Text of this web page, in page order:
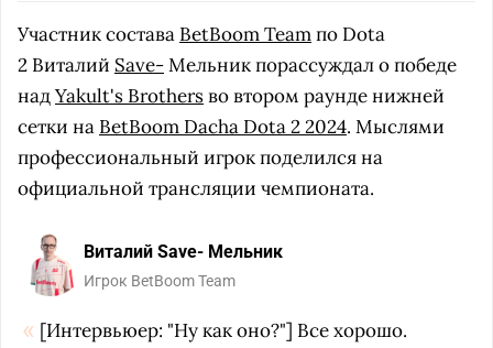
Участник состава BetBoom Teamпо Dota
2 Виталий Save-Мельник порассуждал о победе
надYakult's Brothersво втором раунде нижней
сетки на BetBoom Dacha Dota 2 2024. Мыслями
профессиональный игрок поделился на
официальной трансляции чемпионата.
Виталий Save- Мельник
Игрок BetBoom Team
[Интервьюер: "Ну как оно?"] Все хорошо.